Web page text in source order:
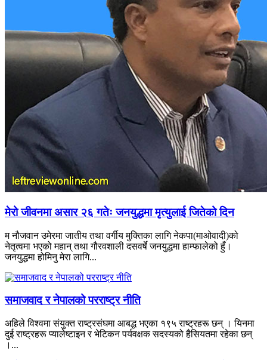
मेरो जीवनमा असार २६ गतेः जनयुद्धमा मृत्युलाई जितेको दिन
म नौजवान उमेरमा जातीय तथा वर्गीय मुक्तिका लागि नेकपा(माओवादी)को
नेतृत्वमा भएको महान् तथा गौरवशाली दसवर्षे जनयुद्धमा हाम्फालेको हुँ।
जनयुद्धमा होमिनु मेरा लागि...
समाजवाद र नेपालको परराष्ट्र नीति
अहिले विश्वमा संयुक्त राष्ट्रसंघमा आबद्ध भएका १९५ राष्ट्रहरू छन् । यिनमा
दुई राष्ट्रहरू प्यालेष्टाइन र भेटिकन पर्यवक्षक सदस्यको हैसियतमा रहेका छन्
।...